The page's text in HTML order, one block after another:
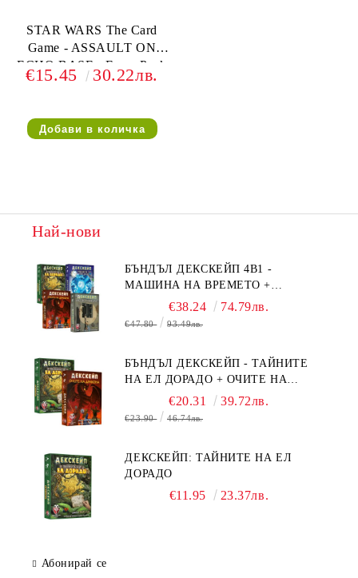
STAR WARS The Card
Game - ASSAULT ON
ECHO BASE - Force Pack
4
€15.45 30.22лв.
Най-нови
БЪНДЪЛ ДЕКСКЕЙП 4В1 -
МАШИНА НА ВРЕМЕТО +
БЯГСТВО ОТ АЛКАТРАЗ +
ТАЙНИТЕ НА ЕЛ ДОРАДО +
€38.24 74.79лв.
€47.80 93.49лв.
БЪНДЪЛ ДЕКСКЕЙП - ТАЙНИТЕ
НА ЕЛ ДОРАДО + ОЧИТЕ НА
ДРАКОНА€20.31 39.72лв.
€23.90 46.74лв.
ДЕКСКЕЙП: ТАЙНИТЕ НА ЕЛ
ДОРАДО
€11.95 23.37лв.
Абонирай се